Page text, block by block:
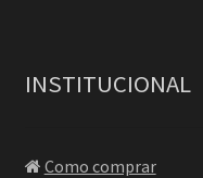
INSTITUCIONAL
Como comprar